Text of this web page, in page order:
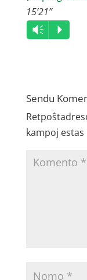
15’21”
Audio
Player
Vm P
Sendu
kampoj